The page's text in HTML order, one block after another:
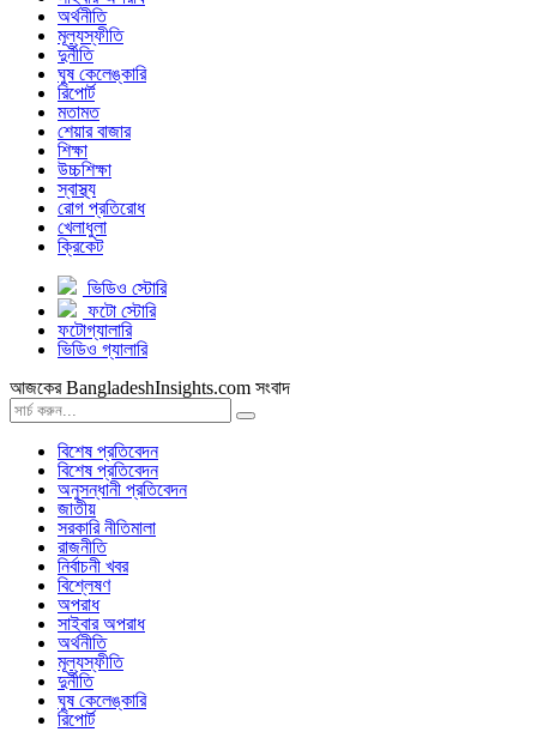
অর্থনীতি
মূল্যস্ফীতি
দুর্নীতি
ঘুষ কেলেঙ্কারি
রিপোর্ট
মতামত
শেয়ার বাজার
শিক্ষা
উচ্চশিক্ষা
স্বাস্থ্য
রোগ প্রতিরোধ
খেলাধুলা
ক্রিকেট
ভিডিও স্টোরি
ফটো স্টোরি
ফটোগ্যালারি
ভিডিও গ্যালারি
আজকের BangladeshInsights.com সংবাদ
বিশেষ প্রতিবেদন
বিশেষ প্রতিবেদন
অনুসন্ধানী প্রতিবেদন
জাতীয়
সরকারি নীতিমালা
রাজনীতি
নির্বাচনী খবর
বিশ্লেষণ
অপরাধ
সাইবার অপরাধ
অর্থনীতি
মূল্যস্ফীতি
দুর্নীতি
ঘুষ কেলেঙ্কারি
রিপোর্ট